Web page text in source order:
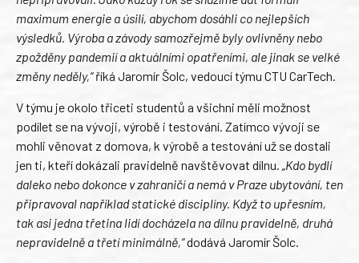
maximum energie a úsilí, abychom dosáhli co nejlepších
výsledků. Výroba a závody samozřejmě byly ovlivněny nebo
zpožděny pandemií a aktuálními opatřeními, ale jinak se velké
změny neděly,“říká Jaromír Šolc, vedoucí týmu CTU CarTech.
V týmu je okolo třiceti studentů a všichni měli možnost
podílet se na vývoji, výrobě i testování. Zatímco vývoji se
mohli věnovat z domova, k výrobě a testování už se dostali
jen ti, kteří dokázali pravidelně navštěvovat dílnu.
„Kdo bydlí
daleko nebo dokonce v zahraničí a nemá v Praze ubytování, ten
připravoval například statické disciplíny. Když to upřesním,
tak asi jedna třetina lidí docházela na dílnu pravidelně, druhá
nepravidelně a třetí minimálně,“dodává Jaromír Šolc.